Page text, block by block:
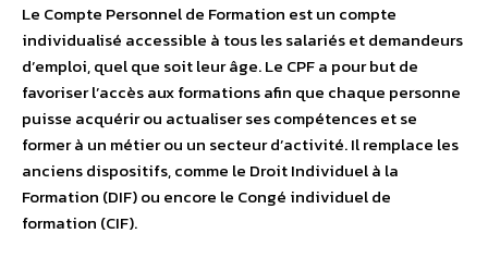
Le Compte Personnel de Formation est un compte
individualisé accessible à tous les salariés et demandeurs
d’emploi, quel que soit leur âge. Le CPF a pour but de
favoriser l’accès aux formations afin que chaque personne
puisse acquérir ou actualiser ses compétences et se
former à un métier ou un secteur d’activité. Il remplace les
anciens dispositifs, comme le Droit Individuel à la
Formation (DIF) ou encore le Congé individuel de
formation (CIF).